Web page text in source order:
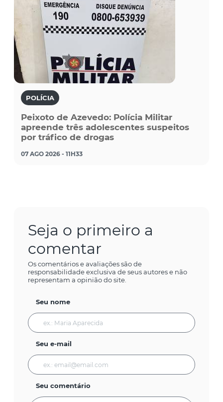
POLÍCIA
Peixoto de Azevedo: Polícia Militar
apreende três adolescentes suspeitos
por tráfico de drogas
07 AGO 2026 - 11H33
Seja o primeiro a
comentar
Os comentários e avaliações são de
responsabilidade exclusiva de seus autores e não
representam a opinião do site.
Seu nome
Seu e-mail
Seu comentário